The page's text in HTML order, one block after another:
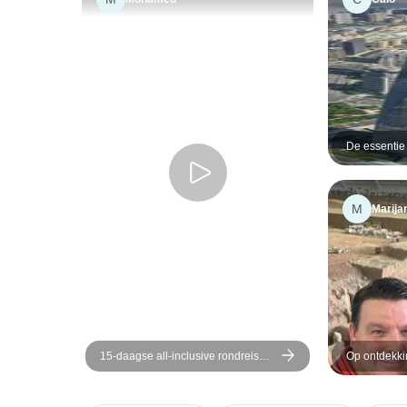
15-daagse all-inclusive rondreis
door China met de Jangtse: kleine
De
privéreis op
M
Op
van de